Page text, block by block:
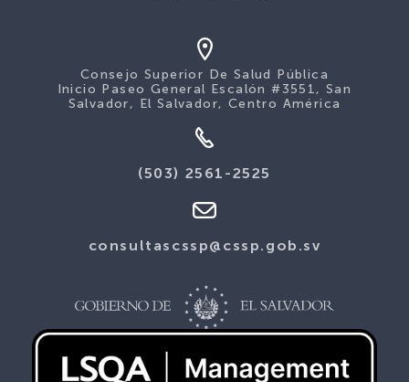
Consejo Superior De Salud Pública
Inicio Paseo General Escalón #3551, San
Salvador, El Salvador, Centro América
(503) 2561-2525
consultascssp@cssp.gob.sv